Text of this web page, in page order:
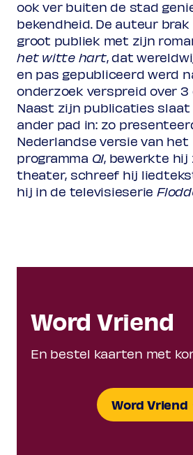
ook ver buiten de stad
bekendheid. De auteur
groot publiek met zijn
het witte hart, dat
en pas gepubliceerd werd
onderzoek verspreid over
Naast zijn publicaties slaat
ander pad in: zo
Nederlandse versie van
programma QI, bewerkte hij
theater, schreef hij
hij in de televisieserie
Word Vriend
En bestel kaarten met
Word Vriend